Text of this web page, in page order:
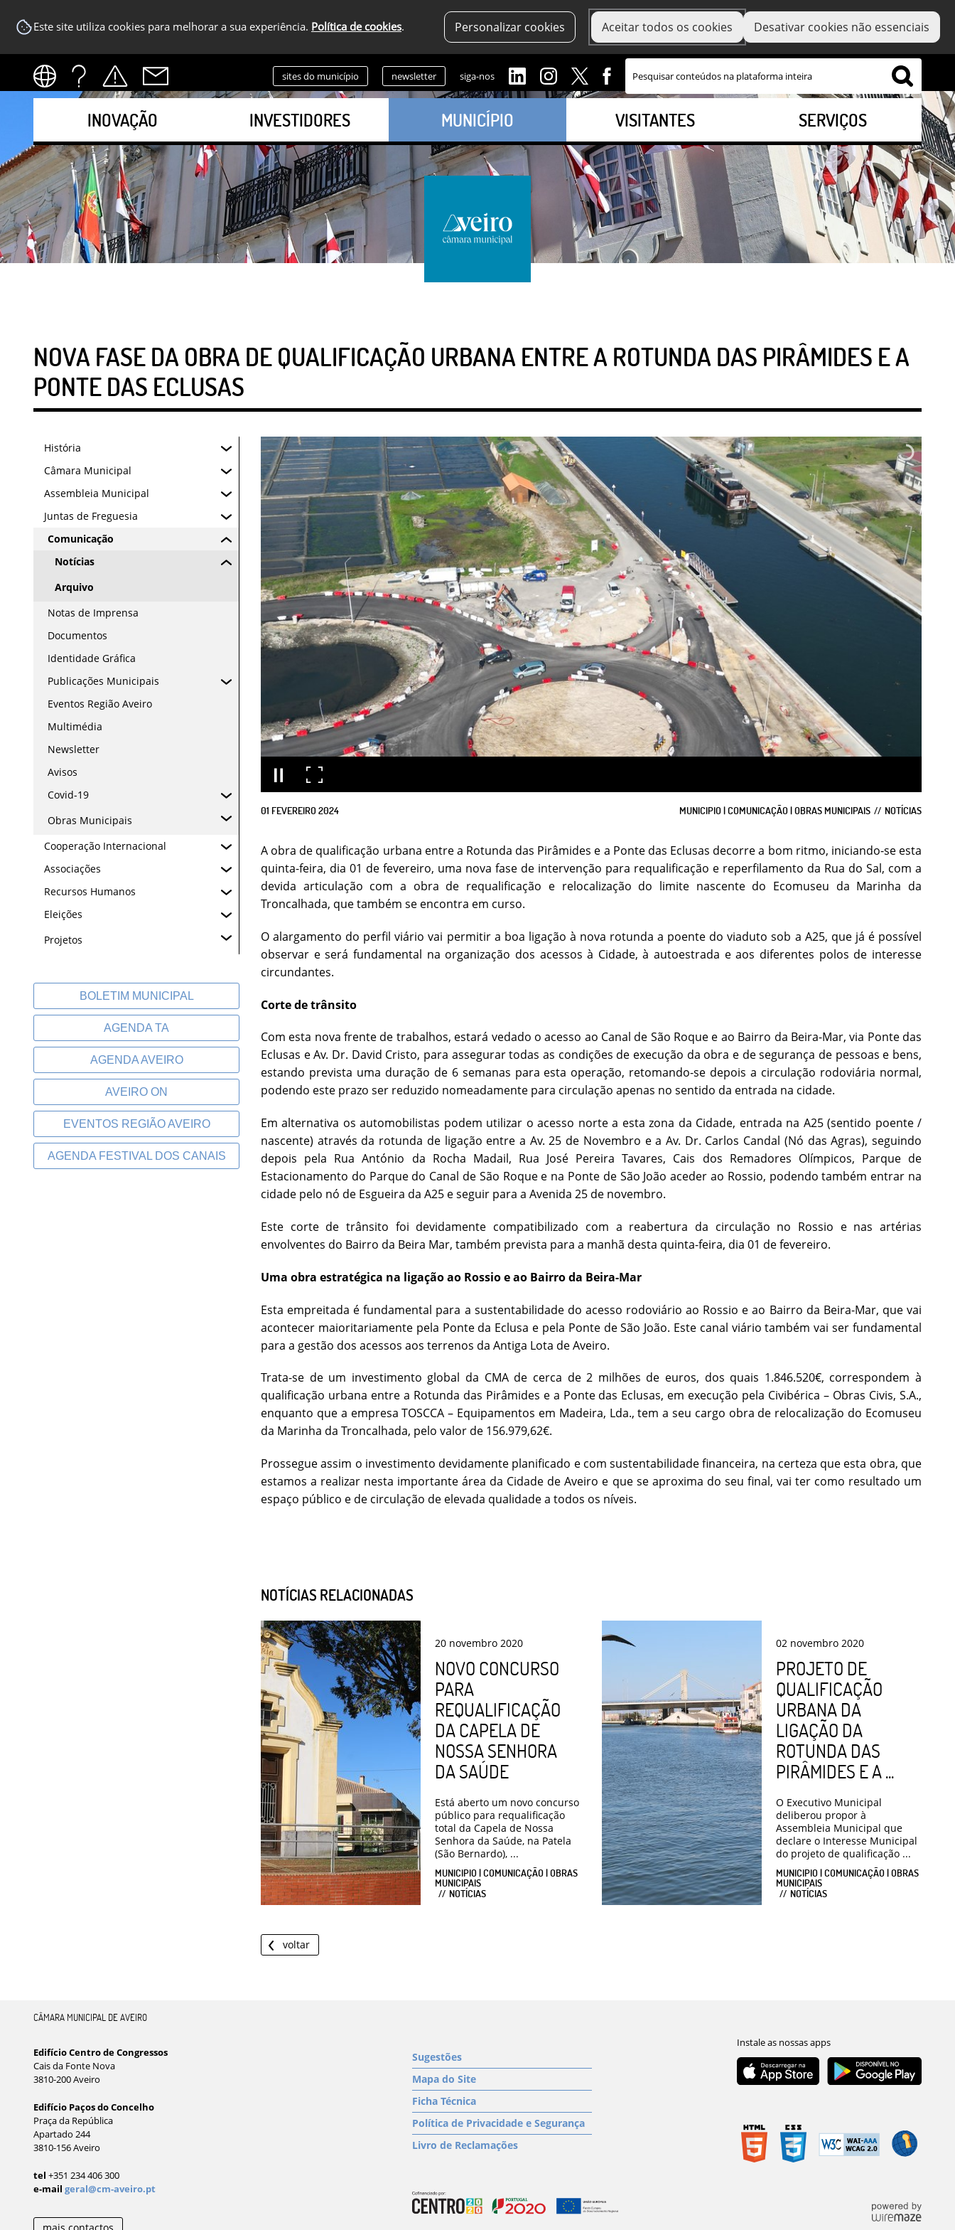
Este site utiliza cookies para melhorar a sua experiência. Política de cookies. Personalizar cookies Aceitar todos os cookies Desativar cookies não essenciais
sites do município newsletter siga-nos
INOVAÇÃO INVESTIDORES MUNICÍPIO VISITANTES SERVIÇOS
NOVA FASE DA OBRA DE QUALIFICAÇÃO URBANA ENTRE A ROTUNDA DAS PIRÂMIDES E A
PONTE DAS ECLUSAS
História
Câmara Municipal
Assembleia Municipal
Juntas de Freguesia
Comunicação
Notícias
Arquivo
Notas de Imprensa
Documentos
Identidade Gráfica
Publicações Municipais
Eventos Região Aveiro
Multimédia
Newsletter
Avisos
Covid-19
Obras Municipais
Cooperação Internacional
Associações
Recursos Humanos
Eleições
Projetos
BOLETIM MUNICIPAL
AGENDA TA
AGENDA AVEIRO
AVEIRO ON
EVENTOS REGIÃO AVEIRO
AGENDA FESTIVAL DOS CANAIS
01 FEVEREIRO2024 MUNICIPIO | COMUNICAÇÃO | OBRAS MUNICIPAIS NOTÍCIAS
A obra de qualificação urbana entre a Rotunda das Pirâmides e a Ponte das Eclusas decorre a bom ritmo, iniciando-se esta
quinta-feira, dia 01 de fevereiro, uma nova fase de intervenção para requalificação e reperfilamento da Rua do Sal, com a
devida articulação com a obra de requalificação e relocalização do limite nascente do Ecomuseu da Marinha da
Troncalhada, que também se encontra em curso.
O alargamento do perfil viário vai permitir a boa ligação à nova rotunda a poente do viaduto sob a A25, que já é possível
observar e será fundamental na organização dos acessos à Cidade, à autoestrada e aos diferentes polos de interesse
circundantes.
Corte de trânsito
Com esta nova frente de trabalhos, estará vedado o acesso ao Canal de São Roque e ao Bairro da Beira-Mar, via Ponte das
Eclusas e Av. Dr. David Cristo, para assegurar todas as condições de execução da obra e de segurança de pessoas e bens,
estando prevista uma duração de 6 semanas para esta operação, retomando-se depois a circulação rodoviária normal,
podendo este prazo ser reduzido nomeadamente para circulação apenas no sentido da entrada na cidade.
Em alternativa os automobilistas podem utilizar o acesso norte a esta zona da Cidade, entrada na A25 (sentido poente /
nascente) através da rotunda de ligação entre a Av. 25 de Novembro e a Av. Dr. Carlos Candal (Nó das Agras), seguindo
depois pela Rua António da Rocha Madail, Rua José Pereira Tavares, Cais dos Remadores Olímpicos, Parque de
Estacionamento do Parque do Canal de São Roque e na Ponte de São João aceder ao Rossio, podendo também entrar na
cidade pelo nó de Esgueira da A25 e seguir para a Avenida 25 de novembro.
Este corte de trânsito foi devidamente compatibilizado com a reabertura da circulação no Rossio e nas artérias
envolventes do Bairro da Beira Mar, também prevista para a manhã desta quinta-feira, dia 01 de fevereiro.
Uma obra estratégica na ligação ao Rossio e ao Bairro da Beira-Mar
Esta empreitada é fundamental para a sustentabilidade do acesso rodoviário ao Rossio e ao Bairro da Beira-Mar, que vai
acontecer maioritariamente pela Ponte da Eclusa e pela Ponte de São João. Este canal viário também vai ser fundamental
para a gestão dos acessos aos terrenos da Antiga Lota de Aveiro.
Trata-se de um investimento global da CMA de cerca de 2 milhões de euros, dos quais 1.846.520€, correspondem à
qualificação urbana entre a Rotunda das Pirâmides e a Ponte das Eclusas, em execução pela Civibérica – Obras Civis, S.A.,
enquanto que a empresa TOSCCA – Equipamentos em Madeira, Lda., tem a seu cargo obra de relocalização do Ecomuseu
da Marinha da Troncalhada, pelo valor de 156.979,62€.
Prossegue assim o investimento devidamente planificado e com sustentabilidade financeira, na certeza que esta obra, que
estamos a realizar nesta importante área da Cidade de Aveiro e que se aproxima do seu final, vai ter como resultado um
espaço público e de circulação de elevada qualidade a todos os níveis.
NOTÍCIAS RELACIONADAS
20 novembro 2020
NOVO CONCURSO
PARA
REQUALIFICAÇÃO
DA CAPELA DE
NOSSA SENHORA
DA SAÚDE
Está aberto um novo concurso
público para requalificação
total da Capela de Nossa
Senhora da Saúde, na Patela
(São Bernardo), ...
MUNICIPIO | COMUNICAÇÃO | OBRAS
MUNICIPAIS
NOTÍCIAS
02 novembro 2020
PROJETO DE
QUALIFICAÇÃO
URBANA DA
LIGAÇÃO DA
ROTUNDA DAS
PIRÂMIDES E A ...
O Executivo Municipal
deliberou propor à
Assembleia Municipal que
declare o Interesse Municipal
do projeto de qualificação ...
MUNICIPIO | COMUNICAÇÃO | OBRAS
MUNICIPAIS
NOTÍCIAS
voltar
CÂMARA MUNICIPAL DE AVEIRO
Edifício Centro de Congressos
Cais da Fonte Nova
3810-200 Aveiro
Edifício Paços do Concelho
Praça da República
Apartado 244
3810-156 Aveiro
tel +351 234 406 300
e-mail geral@cm-aveiro.pt
Sugestões
Mapa do Site
Ficha Técnica
Política de Privacidade e Segurança
Livro de Reclamações